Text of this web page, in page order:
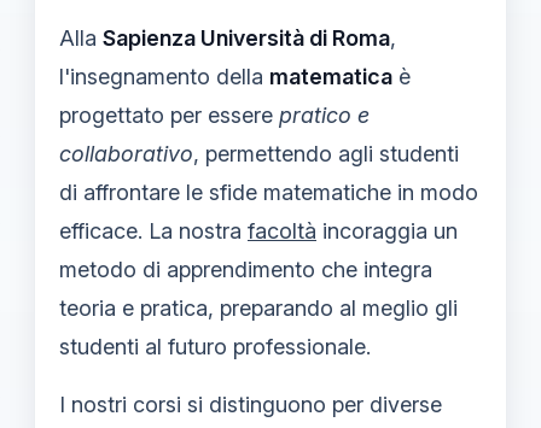
Alla Sapienza Università di Roma,
l'insegnamento della matematica è
progettato per essere pratico e
collaborativo, permettendo agli studenti
di affrontare le sfide matematiche in modo
efficace. La nostra facoltà incoraggia un
metodo di apprendimento che integra
teoria e pratica, preparando al meglio gli
studenti al futuro professionale.
I nostri corsi si distinguono per diverse